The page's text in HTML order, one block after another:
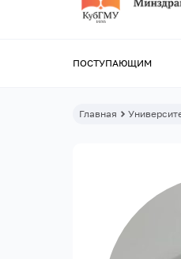
ПОСТУПАЮЩИМ
Главная